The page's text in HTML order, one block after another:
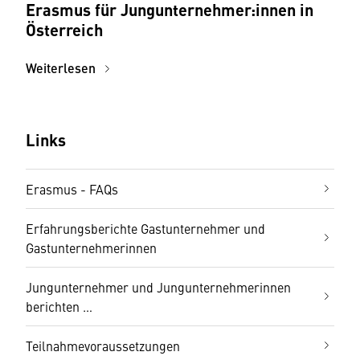
Erasmus für Jungunternehmer:innen in
Österreich
Weiterlesen
Links
Erasmus - FAQs
Erfahrungsberichte Gastunternehmer und
Gastunternehmerinnen
Jungunternehmer und Jungunternehmerinnen
berichten …
Teilnahmevoraussetzungen